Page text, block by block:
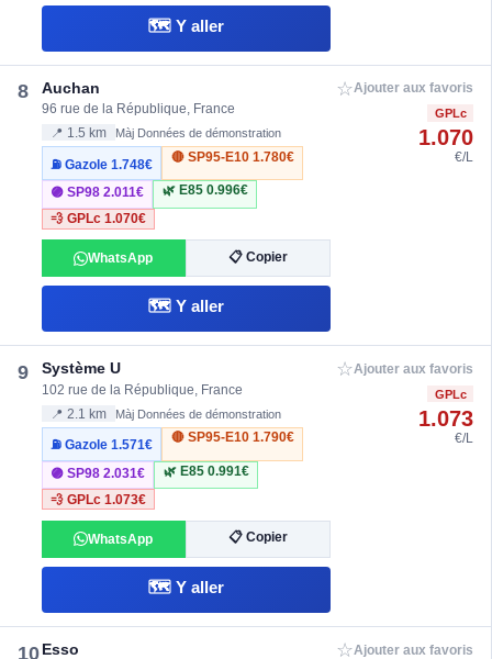
🗺️ Y aller
8 Auchan
96 rue de la République, France
📍 1.5 km Màj Données de démonstration
⛽ Gazole1.748€
🔴 SP95-E10 1.780€
🟣 SP982.011€ 🌿 E85 0.996€
💨 GPLc1.070€
WhatsApp 📋 Copier
🗺️ Y aller
☆Ajouter aux favoris
GPLc
1.070
€/L
9 Système U
102 rue de la République, France
📍 2.1 km Màj Données de démonstration
⛽ Gazole1.571€
🔴 SP95-E10 1.790€
🟣 SP982.031€ 🌿 E85 0.991€
💨 GPLc1.073€
WhatsApp 📋 Copier
🗺️ Y aller
☆Ajouter aux favoris
GPLc
1.073
€/L
10Esso ☆Ajouter aux favoris